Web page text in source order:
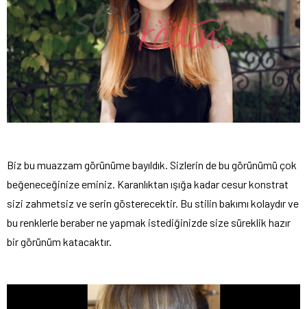
Biz bu muazzam görünüme bayıldık. Sizlerin de bu görünümü çok
beğeneceğinize eminiz. Karanlıktan ışığa kadar cesur konstrat
sizi zahmetsiz ve serin gösterecektir. Bu stilin bakımı kolaydır ve
bu renklerle beraber ne yapmak istediğinizde size süreklik hazır
bir görünüm katacaktır.